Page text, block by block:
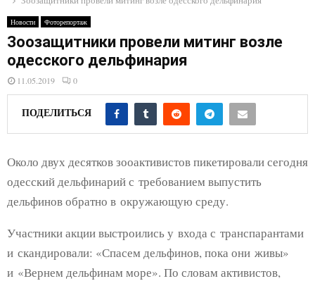
E
N
U
Новости Фоторепортаж
Зоозащитники провели митинг возле
одесского дельфинария
11.05.2019 0
ПОДЕЛИТЬСЯ
Около двух десятков зооактивистов пикетировали сегодня
одесский дельфинарий с требованием выпустить
дельфинов обратно в окружающую среду.
Участники акции выстроились у входа с транспарантами
и скандировали: «Спасем дельфинов, пока они живы»
и «Вернем дельфинам море». По словам активистов,